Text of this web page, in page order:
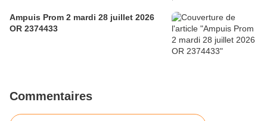
Ampuis Prom 2 mardi 28 juillet 2026
OR 2374433
Commentaires